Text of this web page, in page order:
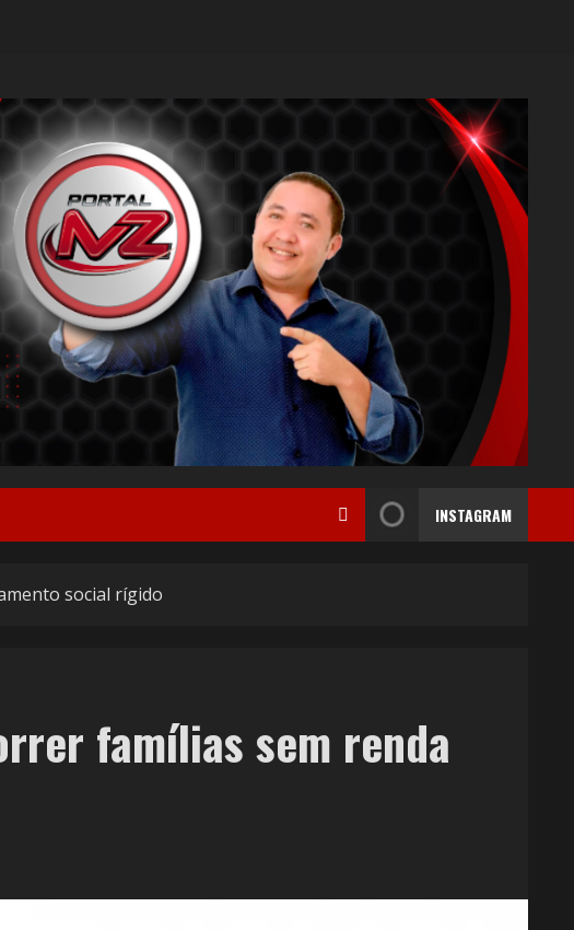
INSTAGRAM
social rígido
famílias sem renda